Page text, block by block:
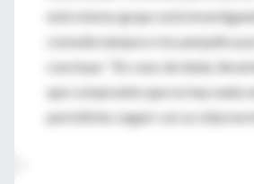
este mismo grupo está
consulta tampoco los perjudica
concluye: "En caso de duda,
que compruebe que no hay nada
permitirles seguir con su vida